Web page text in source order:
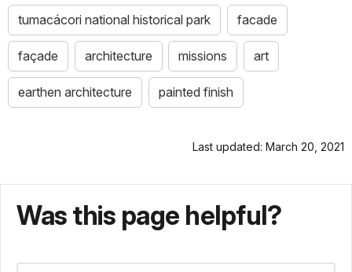
tumacácori national historical park facade
façade architecture missions art
earthen architecture painted finish
Last updated: March 20, 2021
Was this page helpful?